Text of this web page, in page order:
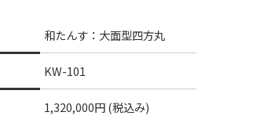
和たんす：大面型四方丸
KW-101
1,320,000円 (税込み)